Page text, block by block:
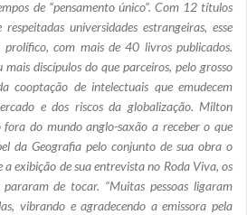
de “pensamento único”. Com 12 títulos
universidades estrangeiras, esse
com mais de 40 livros publicados.
discípulos do que parceiros, pelo grosso
cooptação de intelectuais que emudecem
e dos riscos da globalização. Milton
do mundo anglo-saxão a receber o que
da Geografia pelo conjunto de sua obra o
exibição de sua entrevista no Roda Viva, os
de tocar. “Muitas pessoas ligaram
vibrando e agradecendo a emissora pela